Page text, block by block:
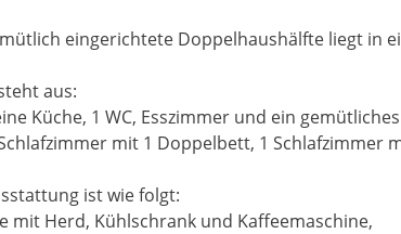
eingerichtete Doppelhaushälfte liegt in
aus:
Küche, 1 WC, Esszimmer und ein
mit 1 Doppelbett, 1 Schlafzimmer
ist wie folgt:
mit Herd, Kühlschrank und Kaffeemaschine,